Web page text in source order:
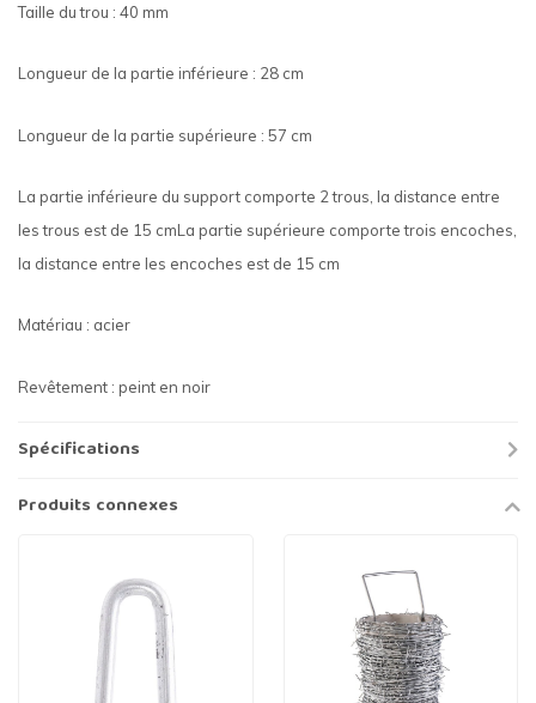
Taille du trou : 40 mm
Longueur de la partie inférieure : 28 cm
Longueur de la partie supérieure : 57 cm
La partie inférieure du support comporte 2 trous, la distance entre
les trous est de 15 cmLa partie supérieure comporte trois encoches,
la distance entre les encoches est de 15 cm
Matériau : acier
Revêtement : peint en noir
Spécifications
Produits connexes